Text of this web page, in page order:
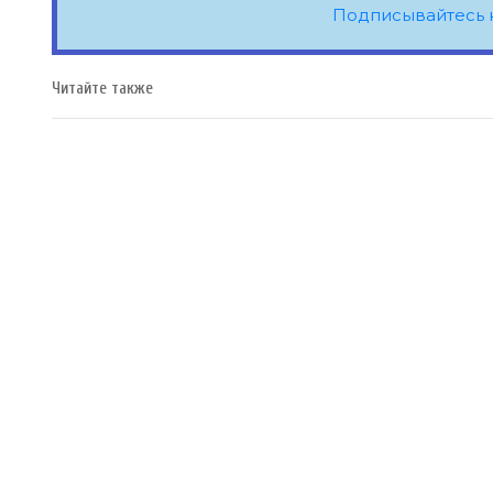
Подписывайтесь
Читайте также